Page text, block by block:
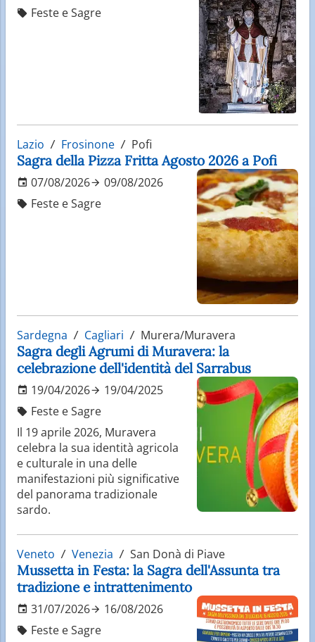
Feste e Sagre
Lazio Frosinone Pofi
Sagra della Pizza Fritta Agosto 2026 a Pofi
07/08/2026
09/08/2026
Feste e Sagre
Sardegna Cagliari Murera/Muravera
Sagra degli Agrumi di Muravera: la
celebrazione dell'identità del Sarrabus
19/04/2026
19/04/2025
Feste e Sagre
Il 19 aprile 2026, Muravera
celebra la sua identità agricola
e culturale in una delle
manifestazioni più significative
del panorama tradizionale
sardo.
Veneto Venezia San Donà di Piave
Mussetta in Festa: la Sagra dell'Assunta tra
tradizione e intrattenimento
31/07/2026
16/08/2026
Feste e Sagre